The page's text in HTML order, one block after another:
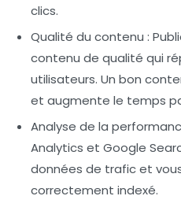
clics.
Qualité du contenu :
contenu de qualité qui
utilisateurs. Un bon
et augmente le temps
Analyse de la
Analytics et Google
données de trafic et
correctement indexé.